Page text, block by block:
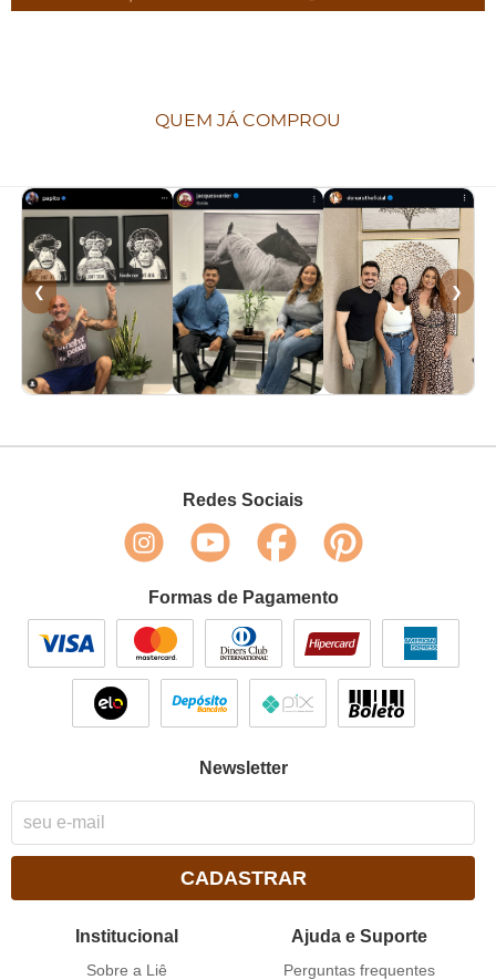
QUEM JÁ COMPROU
❮ ❯
Redes Sociais
Formas de Pagamento
Newsletter
CADASTRAR
Institucional
Sobre a Liê
Ajuda e Suporte
Perguntas frequentes